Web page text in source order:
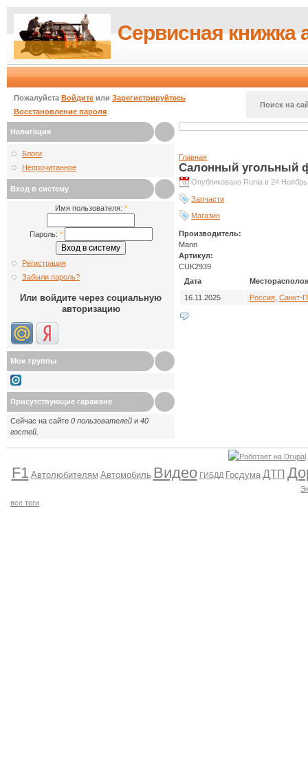
Сервисная книжка
Пожалуйста Войдите или Зарегистрируйтесь
Восстановление пароля
Поиск на
Навигация
Блоги
Непрочитанное
Вход в систему
Имя пользователя: *
Пароль: *
Регистрация
Забыли пароль?
Или войдите через социальную
авторизацию
Мои группы
Присутствующие гаражане
Сейчас на сайте 0 пользователей и 40
гостей
Главная
Салонный угольный
Опубликовано Runia в 24
Запчасти
Магазин
Производитель:
Mann
Артикул:
CUK2939
Дата
16.11.2025
Россия, Санкт-
F1 Автолюбителям Автомобиль Видео ГИБДД Госдума ДТП
все теги